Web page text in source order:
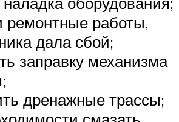
ремонтные работы,
дала сбой;
заправку механизма
дренажные трассы;